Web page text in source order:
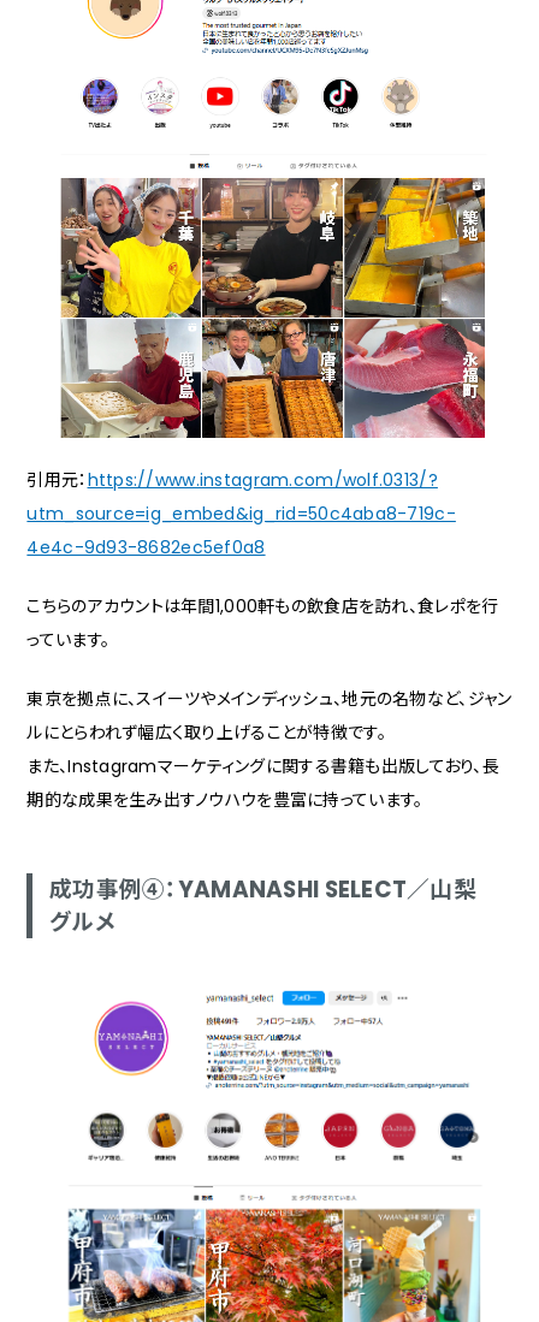
引用元： https://www.instagram.com/wolf.0313/?
utm_source=ig_embed&ig_rid=50c4aba8-719c-
4e4c-9d93-8682ec5ef0a8
こちらのアカウントは年間1,000軒もの飲食店を訪れ、食レポを行
っています。
東京を拠点に、スイーツやメインディッシュ、地元の名物など、ジャン
ルにとらわれず幅広く取り上げることが特徴です。
また、Instagramマーケティングに関する書籍も出版しており、長
期的な成果を生み出すノウハウを豊富に持っています。
成功事例④：YAMANASHI SELECT／山梨
グルメ